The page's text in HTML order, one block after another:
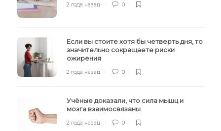
2 года назад 0
Если вы стоите хотя бы четверть дня, то
значительно сокращаете риски
ожирения
2 года назад 0
Учёные доказали, что сила мышц и
мозга взаимосвязаны
2 года назад 0